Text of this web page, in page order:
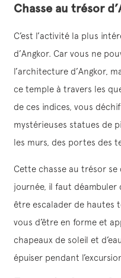
Chasse au trésor
C’est l’activité la plus
d’Angkor. Car vous ne
l’architecture d’Angkor,
ce temple à travers les
de ces indices, vous
mystérieuses statues de
les murs, des portes des
Cette chasse au trésor
journée, il faut déambuler
être escalader de hautes
vous d’être en forme et
chapeaux de soleil et
épuiser pendant